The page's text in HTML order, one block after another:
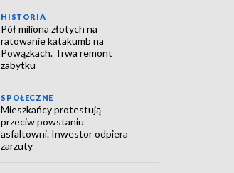
HISTORIA
Pół miliona złotych na
ratowanie katakumb na
Powązkach. Trwa remont
zabytku
SPOŁECZNE
Mieszkańcy protestują
przeciw powstaniu
asfaltowni. Inwestor odpiera
zarzuty